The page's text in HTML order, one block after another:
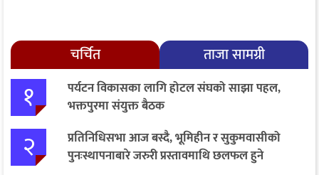
चर्चित ताजा सामग्री
१
पर्यटन विकासका लागि होटल संघको साझा पहल,
भक्तपुरमा संयुक्त बैठक
२
प्रतिनिधिसभा आज बस्दै, भूमिहीन र सुकुमवासीको
पुनःस्थापनाबारे जरुरी प्रस्तावमाथि छलफल हुने